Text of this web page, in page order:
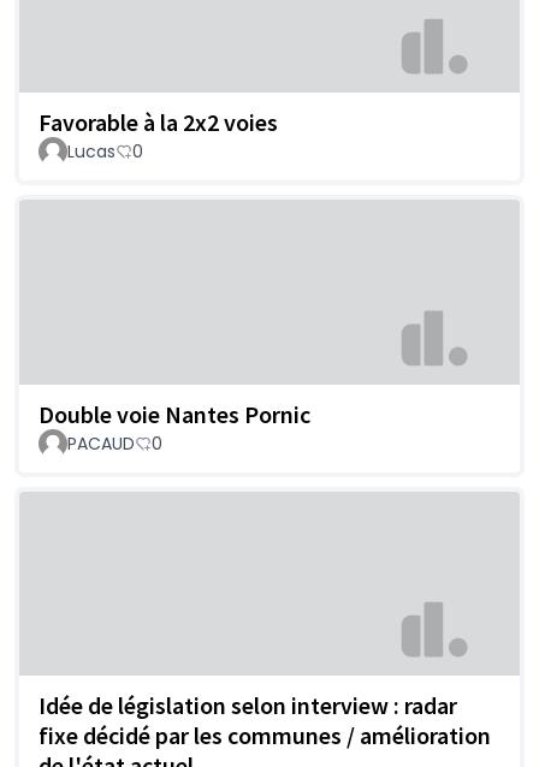
Favorable à la 2x2 voies
Lucas 0
Double voie Nantes Pornic
PACAUD 0
Idée de législation selon interview : radar
fixe décidé par les communes / amélioration